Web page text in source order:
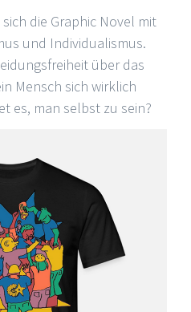
die Graphic Novel mit
und Individualismus.
über das
Mensch sich wirklich
es, man selbst zu sein?